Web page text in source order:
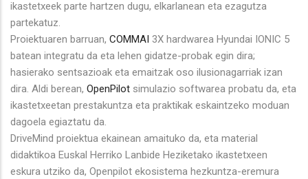
ikastetxeek parte hartzen dugu, elkarlanean eta ezagutza
partekatuz.
Proiektuaren barruan, COMMAI 3X hardwarea Hyundai IONIC 5
batean integratu da eta lehen gidatze-probak egin dira;
hasierako sentsazioak eta emaitzak oso ilusionagarriak izan
dira. Aldi berean, OpenPilot simulazio softwarea probatu da, eta
ikastetxeetan prestakuntza eta praktikak eskaintzeko moduan
dagoela egiaztatu da.
DriveMind proiektua ekainean amaituko da, eta material
didaktikoa Euskal Herriko Lanbide Heziketako ikastetxeen
eskura utziko da, Openpilot ekosistema hezkuntza-eremura